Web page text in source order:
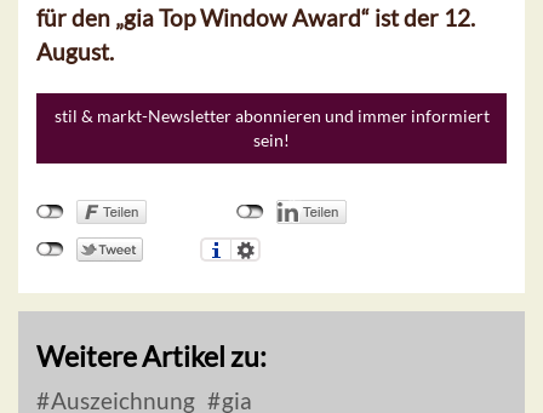
für den „gia Top Window Award“ ist der 12.
August.
stil & markt-Newsletter abonnieren und immer informiert
sein!
Weitere Artikel zu:
Auszeichnung gia